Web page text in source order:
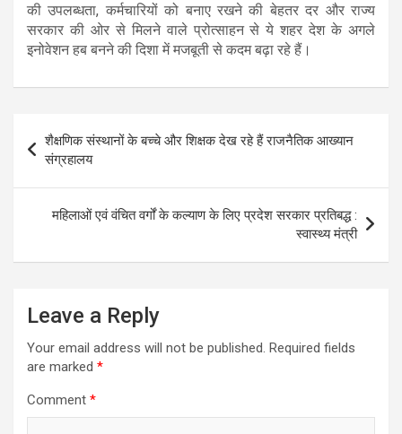
की उपलब्धता, कर्मचारियों को बनाए रखने की बेहतर दर और राज्य
सरकार की ओर से मिलने वाले प्रोत्साहन से ये शहर देश के अगले
इनोवेशन हब बनने की दिशा में मजबूती से कदम बढ़ा रहे हैं।
Post
navigation
शैक्षणिक संस्‍थानों के बच्‍चे और शिक्षक देख रहे हैं राजनैति‍क आख्‍यान
संग्रहालय
महिलाओं एवं वंचित वर्गों के कल्याण के लिए प्रदेश सरकार प्रतिबद्ध :
स्वास्थ्य मंत्री
Leave a Reply
Your email address will not be published. Required fields
are marked *
Comment *